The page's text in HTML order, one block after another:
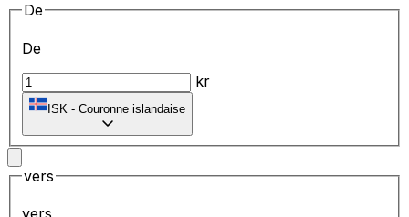
De
De
kr
ISK - Couronne islandaise
vers